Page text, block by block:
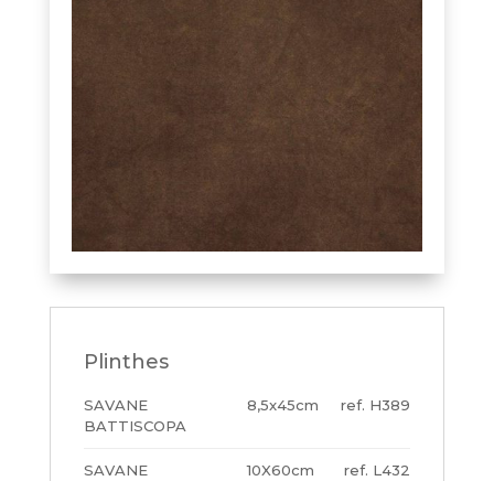
Plinthes
SAVANE
BATTISCOPA
8,5x45cm H389
SAVANE
10X60cm L432